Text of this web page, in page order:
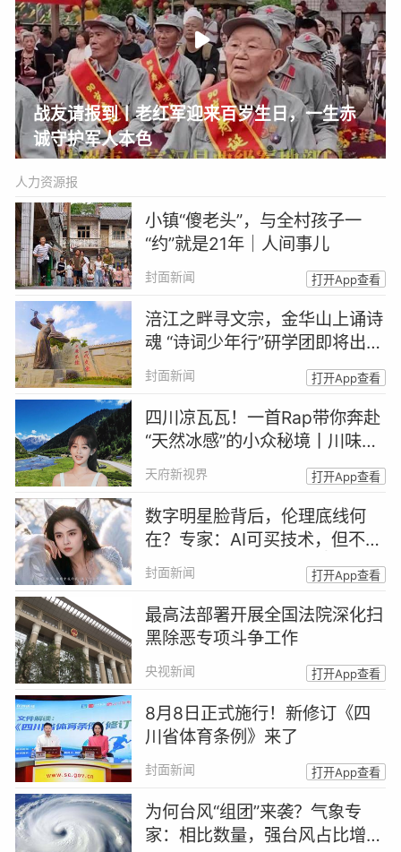
战友请报到丨老红军迎来百岁生日，一生赤
诚守护军人本色
人力资源报
小镇“傻老头”，与全村孩子一
“约”就是21年｜人间事儿
封面新闻 打开App查看
涪江之畔寻文宗，金华山上诵诗
魂 “诗词少年行”研学团即将出发
｜跟着诗词游四川
封面新闻 打开App查看
四川凉瓦瓦！一首Rap带你奔赴
“天然冰感”的小众秘境丨川味Ra
p馆
天府新视界 打开App查看
数字明星脸背后，伦理底线何
在？专家：AI可买技术，但不能
买人格丨AI明星脸来了②
封面新闻 打开App查看
最高法部署开展全国法院深化扫
黑除恶专项斗争工作
央视新闻 打开App查看
8月8日正式施行！新修订《四
川省体育条例》来了
封面新闻 打开App查看
为何台风“组团”来袭？气象专
家：相比数量，强台风占比增加